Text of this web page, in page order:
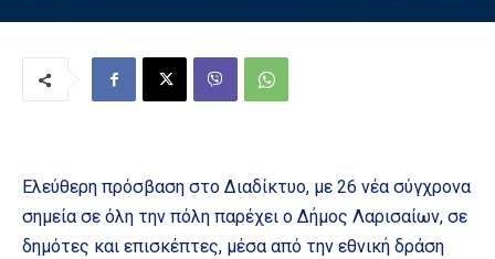
Ελεύθερη πρόσβαση στο Διαδίκτυο, με 26 νέα σύγχρονα
σημεία σε όλη την πόλη παρέχει ο Δήμος Λαρισαίων, σε
δημότες και επισκέπτες, μέσα από την εθνική δράση